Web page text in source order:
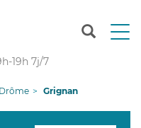
T
n
19h 7j/7
Drôme Grignan